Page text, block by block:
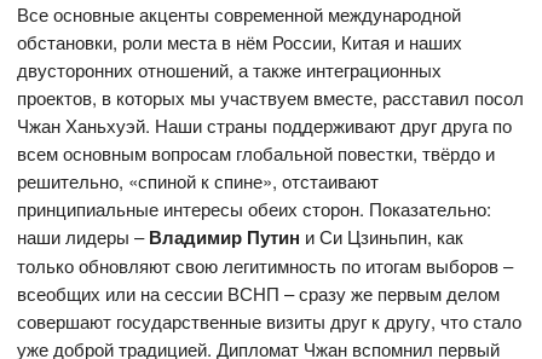
Все основные акценты современной международной
обстановки, роли места в нём России, Китая и наших
двусторонних отношений, а также интеграционных
проектов, в которых мы участвуем вместе, расставил посол
Чжан Ханьхуэй. Наши страны поддерживают друг друга по
всем основным вопросам глобальной повестки, твёрдо и
решительно, «спиной к спине», отстаивают
принципиальные интересы обеих сторон. Показательно:
наши лидеры –Владимир Путин и Си Цзиньпин, как
только обновляют свою легитимность по итогам выборов –
всеобщих или на сессии ВСНП – сразу же первым делом
совершают государственные визиты друг к другу, что стало
уже доброй традицией. Дипломат Чжан вспомнил первый